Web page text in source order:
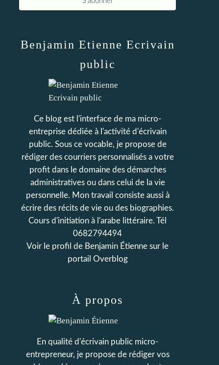
Benjamin Etienne Ecrivain
public
Ce blog est l'interface de ma micro-
entreprise dédiée à l'activité d'écrivain
public. Sous ce vocable, je propose de
rédiger des courriers personnalisés a votre
profit dans le domaine des démarches
administratives ou dans celui de la vie
personnelle. Mon travail consiste aussi à
écrire des récits de vie ou des biographies.
Cours d'initiation à l'arabe littéraire. Tél
0682794494
Voir le profil de Benjamin Étienne sur le
portail Overblog
À propos
En qualité d'écrivain public micro-
entrepreneur, je propose de rédiger vos